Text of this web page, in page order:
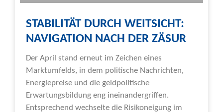
STABILITÄT DURCH WEITSICHT:
NAVIGATION NACH DER ZÄSUR
Der April stand erneut im Zeichen eines
Marktumfelds, in dem politische Nachrichten,
Energiepreise und die geldpolitische
Erwartungsbildung eng ineinandergriffen.
Entsprechend wechselte die Risikoneigung im